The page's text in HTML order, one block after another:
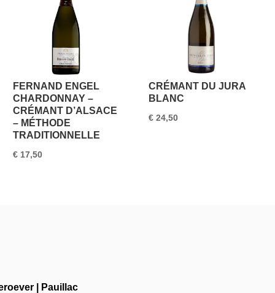
FERNAND ENGEL
CHARDONNAY –
CRÉMANT D’ALSACE
– MÉTHODE
TRADITIONNELLE
€ 17,50
CRÉMANT DU JURA
BLANC
€24,50
| Pauillac